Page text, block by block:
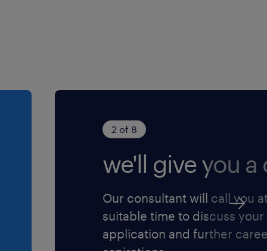
2 of 8
we'll give you a
Our consultant will call you
suitable time to discuss your
application and further